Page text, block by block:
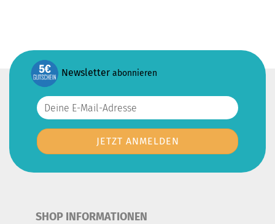
Newsletter abonnieren
SHOP INFORMATIONEN